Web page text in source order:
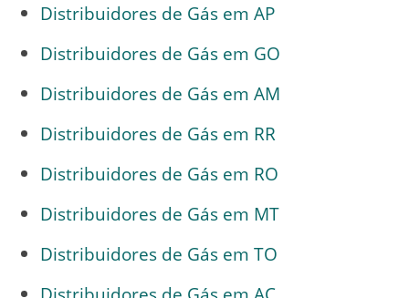
Distribuidores de Gás em AP
Distribuidores de Gás em GO
Distribuidores de Gás em AM
Distribuidores de Gás em RR
Distribuidores de Gás em RO
Distribuidores de Gás em MT
Distribuidores de Gás em TO